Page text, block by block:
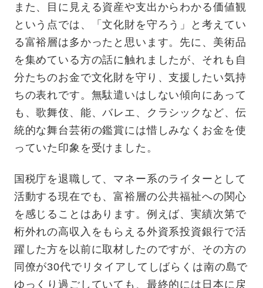
また、目に見える資産や支出からわかる価値観
という点では、「文化財を守ろう」と考えてい
る富裕層は多かったと思います。先に、美術品
を集めている方の話に触れましたが、それも自
分たちのお金で文化財を守り、支援したい気持
ちの表れです。無駄遣いはしない傾向にあって
も、歌舞伎、能、バレエ、クラシックなど、伝
統的な舞台芸術の鑑賞には惜しみなくお金を使
っていた印象を受けました。
国税庁を退職して、マネー系のライターとして
活動する現在でも、富裕層の公共福祉への関心
を感じることはあります。例えば、実績次第で
桁外れの高収入をもらえる外資系投資銀行で活
躍した方を以前に取材したのですが、その方の
同僚が30代でリタイアしてしばらくは南の島で
ゆっくり過ごしていても、最終的には日本に戻